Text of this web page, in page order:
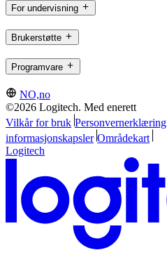
For undervisning
Brukerstøtte
Programvare
NO,no
©2026 Logitech. Med enerett
Vilkår for bruk Personvernerklæring
informasjonskapsler Områdekart
Logitech